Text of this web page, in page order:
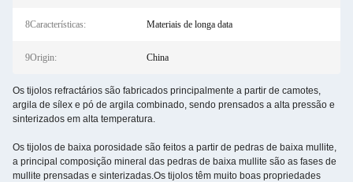
8Características: Materiais de longa data
9Origin: China
Os tijolos refractários são fabricados principalmente a partir de camotes,
argila de sílex e pó de argila combinado, sendo prensados a alta pressão e
sinterizados em alta temperatura.
Os tijolos de baixa porosidade são feitos a partir de pedras de baixa mullite,
a principal composição mineral das pedras de baixa mullite são as fases de
mullite prensadas e sinterizadas.Os tijolos têm muito boas propriedades